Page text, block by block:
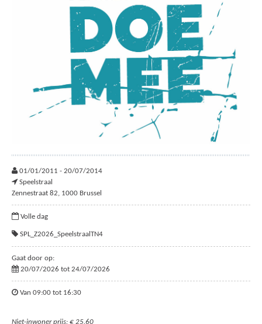
01/01/2011 - 20/07/2014
Speelstraal
Zennestraat 82, 1000 Brussel
Volle dag
SPL_Z2026_SpeelstraalTN4
Gaat door op:
20/07/2026 tot 24/07/2026
Van 09:00 tot 16:30
Niet-inwoner prijs: € 25.60